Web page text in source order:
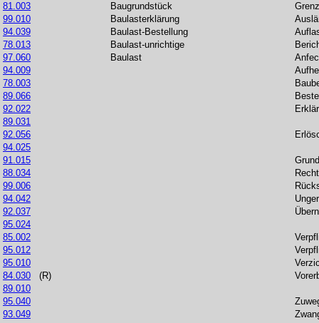
81.003
Baugrundstück
99.010
Baulasterklärung
94.039
Baulast-Bestellung
78.013
Baulast-unrichtige
97.060
Baulast
94.009
78.003
89.066
92.022
89.031
92.056
94.025
91.015
88.034
99.006
94.042
92.037
95.024
85.002
95.012
95.010
84.030
(R)
89.010
95.040
93.049